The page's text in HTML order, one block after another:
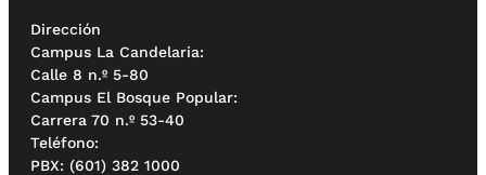
Dirección
Campus La Candelaria:
Calle 8 n.º 5-80
Campus El Bosque Popular:
Carrera 70 n.º 53-40
Teléfono:
PBX: (601) 382 1000